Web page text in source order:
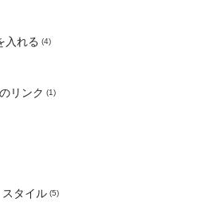
入れる (4)
リンク (1)
スタイル (5)